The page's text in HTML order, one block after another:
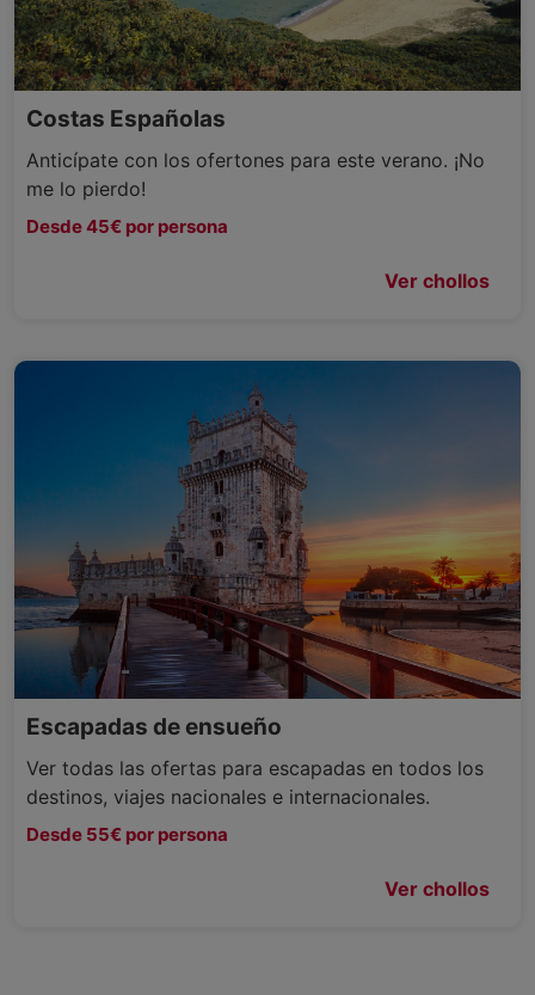
Costas Españolas
Anticípate con los ofertones para este verano. ¡No
me lo pierdo!
Desde 45€ por persona
Ver chollos
Escapadas de ensueño
Ver todas las ofertas para escapadas en todos los
destinos, viajes nacionales e internacionales.
Desde 55€ por persona
Ver chollos